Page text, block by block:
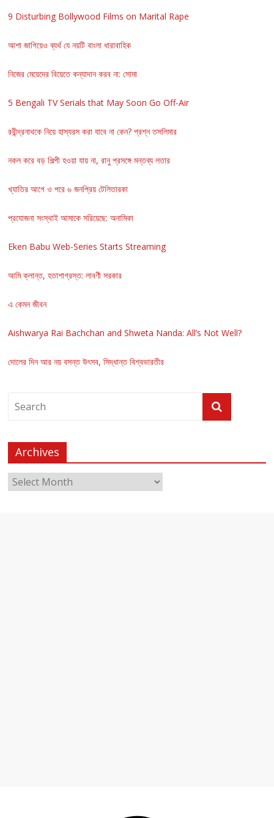
9 Disturbing Bollywood Films on Marital Rape
আশা জাগিয়েও ব্যর্থ যে নয়টি বাংলা ধারাবাহিক
নিজের মেয়েদের বিয়েতে কন্যাদান করব না: সোমা
5 Bengali TV Serials that May Soon Go Off-Air
রবীন্দ্রনাথকে নিয়ে হাস্যরস করা যাবে না কেন? প্রশ্ন তসলিমার
নকল করে বড় শিল্পী হওয়া যায় না, রানু প্রসঙ্গে মন্তব্য লতার
খ্যাতির আগে ও পরে ৬ জনপ্রিয় টেলিতারকা
প্রযোজনা সংস্থাই আমাকে সরিয়েছে: অনামিকা
Eken Babu Web-Series Starts Streaming
আমি ক্লান্ত, হতাশাগ্রস্ত: লাবণী সরকার
এ কেমন জীবন
Aishwarya Rai Bachchan and Shweta Nanda: All’s Not Well?
দোলের দিন আর নয় বসন্ত উৎসব, সিদ্ধান্ত বিশ্বভারতীর
Archives